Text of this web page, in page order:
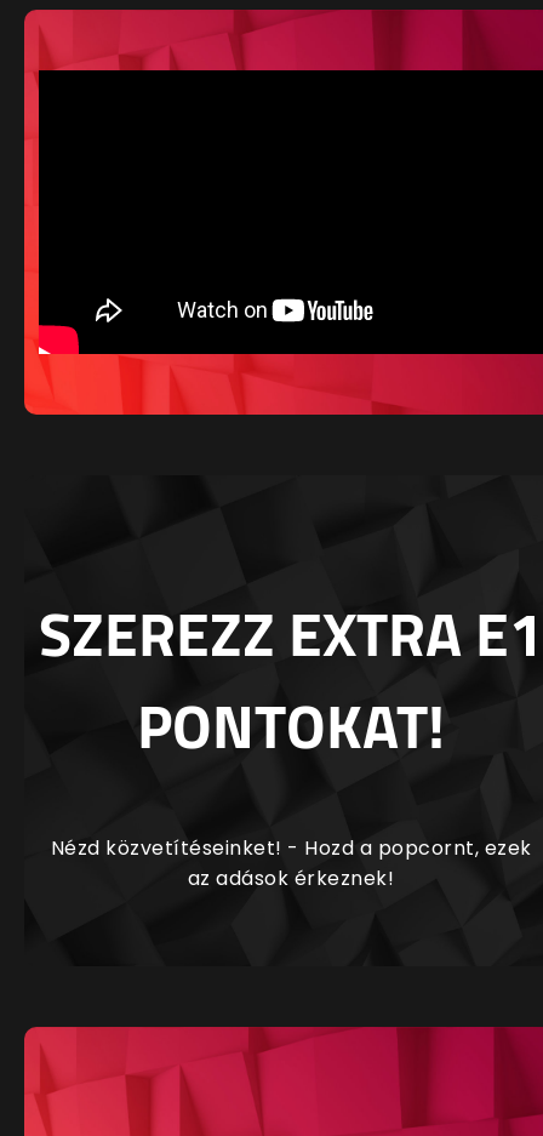
SZEREZZ EXTRA E1
PONTOKAT!
Nézd közvetítéseinket! - Hozd a popcornt, ezek
az adások érkeznek!